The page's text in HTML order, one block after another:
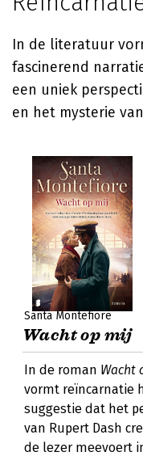
In de literatuur
fascinerend
een uniek
en het mysterie
Santa Montefiore
Wacht op mij
In de roman Wacht
vormt reïncarnatie
suggestie dat het
van Rupert Dash
de lezer meevoert